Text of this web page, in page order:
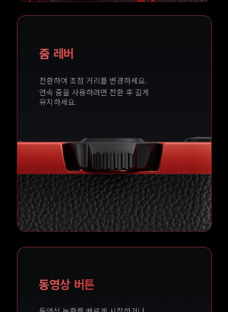
줌 레버
전환하여 초점 거리를 변경하세요.
연속 줌을 사용하려면 전환 후 길게
유지하세요.
동영상 버튼